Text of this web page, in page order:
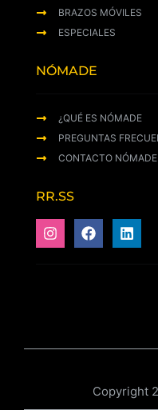
BRAZOS MÓVILES
ESPECIALES
NÓMADE
¿QUÉ ES NÓMADE
PREGUNTAS
CONTACTO NÓMADE
RR.SS
Copyright